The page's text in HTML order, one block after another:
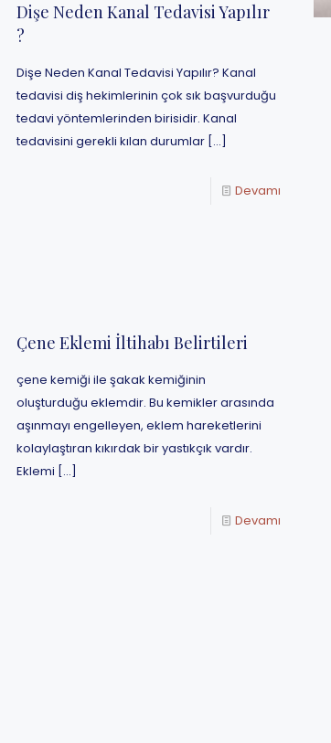
Dişe Neden Kanal Tedavisi Yapılır
?
Dişe Neden Kanal Tedavisi Yapılır? Kanal
tedavisi diş hekimlerinin çok sık başvurduğu
tedavi yöntemlerinden birisidir. Kanal
tedavisini gerekli kılan durumlar[…]
Devamı
Çene Eklemi İltihabı Belirtileri
çene kemiği ile şakak kemiğinin
oluşturduğu eklemdir. Bu kemikler arasında
aşınmayı engelleyen, eklem hareketlerini
kolaylaştıran kıkırdak bir yastıkçık vardır.
Eklemi […]
Devamı